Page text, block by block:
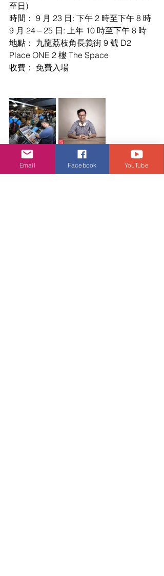
至日)
時間： 9 月 23 日: 下午 2 時至下午 8 時
9 月 24 – 25 日: 上年 10 時至下午 8 時
地點： 九龍荔枝角長義街 9 號 D2
Place ONE 2 樓 The Space
收費： 免費入場
潮流生活Email Facebook YouTube